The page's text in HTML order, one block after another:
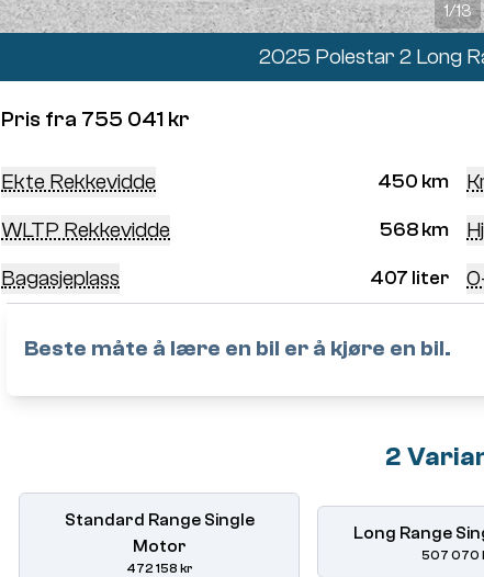
1/13
2025 Polestar 2 Long
Pris fra 755 041 kr
Ekte Rekkevidde 450 km
WLTP Rekkevidde 568 km
Bagasjeplass 407 liter
Beste måte å lære en bil er å kjøre en bil.
2
Standard Range Single
Motor
472 158 kr
Long Range
507 070